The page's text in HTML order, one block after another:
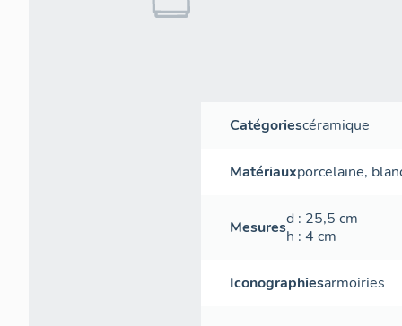
Catégoriescéramique
Matériauxporcelaine,
Mesuresd : 25,5 cm
h : 4 cm
Iconographiesarmoiries